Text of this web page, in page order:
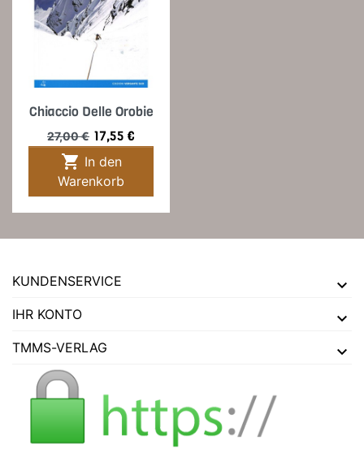
Chiaccio Delle Orobie
Verkaufspreis
27,00 € Preis
17,55 €

Warenkorb
KUNDENSERVICE
IHR KONTO
TMMS-VERLAG